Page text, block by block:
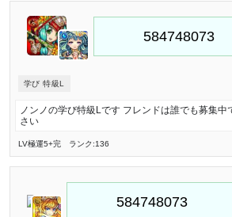
学び 特級L
ノンノの学び特級Lです フレンドは誰でも募集中
さい
LV極運5+完 ランク:136